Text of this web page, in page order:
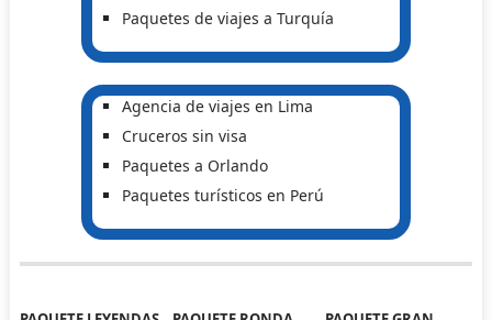
Paquetes de viajes a Turquía
Agencia de viajes en Lima
Cruceros sin visa
Paquetes a Orlando
Paquetes turísticos en Perú